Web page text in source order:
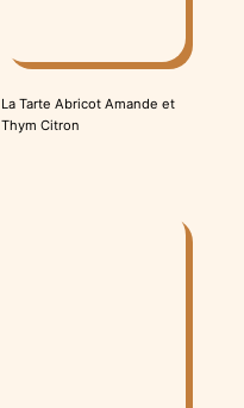
La Tarte Abricot Amande et
Thym Citron